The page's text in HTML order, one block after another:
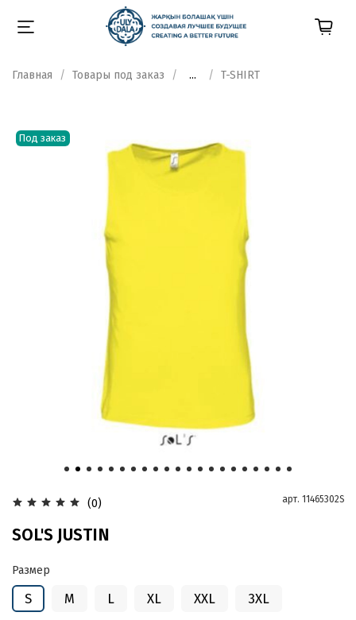
Главная Товары под заказ ... T-SHIRT
Под заказ
(0) арт. 11465302S
SOL'S JUSTIN
Размер
S M L XL XXL 3XL